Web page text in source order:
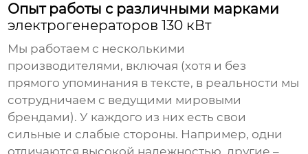
Опыт работы с различными марками
электрогенераторов 130 кВт
Мы работаем с несколькими
производителями, включая (хотя и без
прямого упоминания в тексте, в реальности мы
сотрудничаем с ведущими мировыми
брендами). У каждого из них есть свои
сильные и слабые стороны. Например, одни